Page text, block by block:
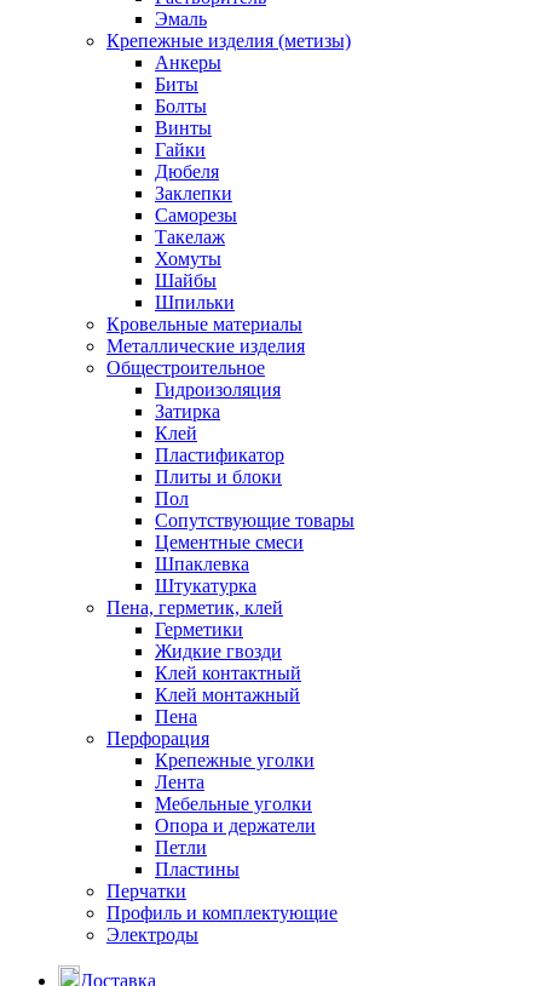
Эмаль
Крепежные изделия (метизы)
Анкеры
Биты
Болты
Винты
Гайки
Дюбеля
Заклепки
Саморезы
Такелаж
Хомуты
Шайбы
Шпильки
Кровельные материалы
Металлические изделия
Общестроительное
Гидроизоляция
Затирка
Клей
Пластификатор
Плиты и блоки
Пол
Сопутствующие товары
Цементные смеси
Шпаклевка
Штукатурка
Пена, герметик, клей
Герметики
Жидкие гвозди
Клей контактный
Клей монтажный
Пена
Перфорация
Крепежные уголки
Лента
Мебельные уголки
Опора и держатели
Петли
Пластины
Перчатки
Профиль и комплектующие
Электроды
Доставка